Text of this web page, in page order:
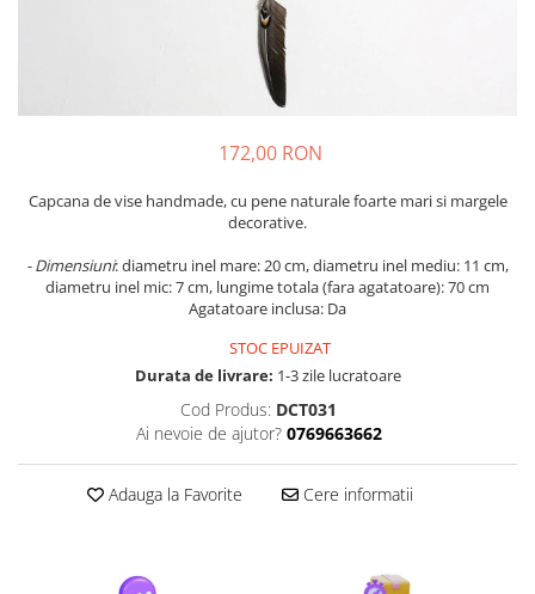
172,00 RON
Capcana de vise handmade, cu pene naturale foarte mari si margele
decorative.
- Dimensiuni: diametru inel mare: 20 cm, diametru inel mediu: 11 cm,
diametru inel mic: 7 cm, lungime totala (fara agatatoare): 70 cm
Agatatoare inclusa: Da
STOC EPUIZAT
Durata de livrare: 1-3 zile lucratoare
Cod Produs: DCT031
Ai nevoie de ajutor? 0769663662
Adauga la Favorite Cere informatii